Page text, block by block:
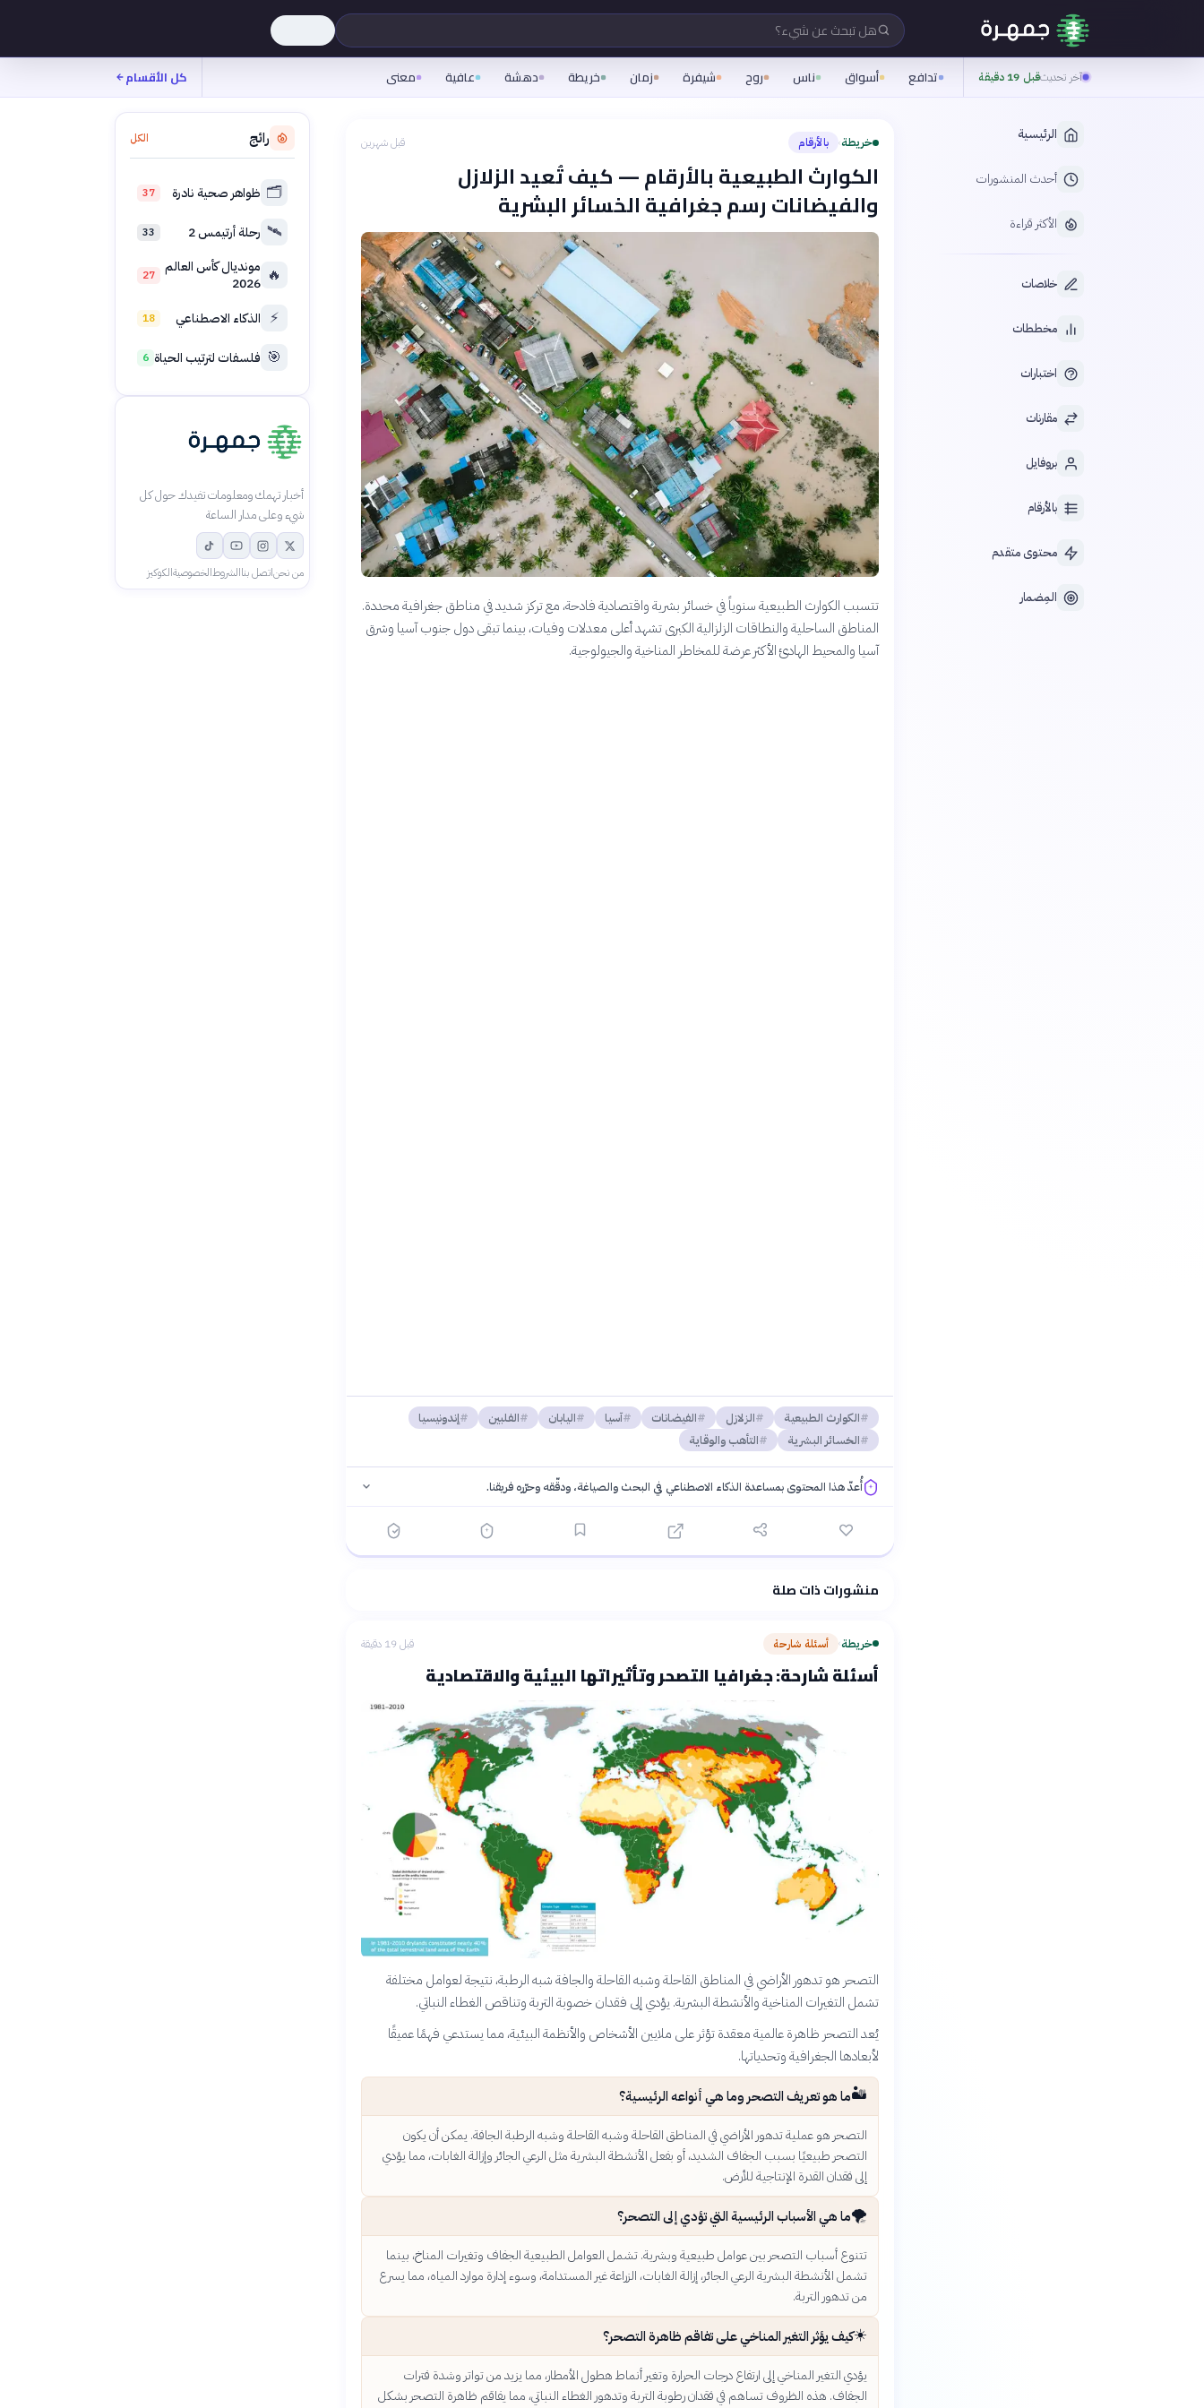
هل تبحث عن شيء؟
آخر تحديثقبل 19 دقيقة تدافع أسواق ناس روح شيفرة زمان خريطة دهشة عافية معنى كل الأقسام
الرئيسية
أحدث المنشورات
الأكثر قراءة
خلاصات
مخططات
اختبارات
مقارنات
بروفايل
بالأرقام
محتوى متقدم
المِضمار
خريطة› بالأرقام قبل شهرين
الكوارث الطبيعية بالأرقام — كيف تُعيد الزلازل
والفيضانات رسم جغرافية الخسائر البشرية
تتسبب الكوارث الطبيعية سنوياً في خسائر بشرية واقتصادية فادحة، مع تركز شديد في مناطق جغرافية محددة.
المناطق الساحلية والنطاقات الزلزالية الكبرى تشهد أعلى معدلات وفيات، بينما تبقى دول جنوب آسيا وشرق
آسيا والمحيط الهادئ الأكثر عرضة للمخاطر المناخية والجيولوجية.
الكوارث الطبيعية الزلازل الفيضانات آسيا اليابان الفلبين
إندونيسيا
الخسائر البشرية
التأهب والوقاية
أُعدّ هذا المحتوى بمساعدة الذكاء الاصطناعي في البحث والصياغة، ودقّقه وحرّره فريقنا.
منشورات ذات صلة
خريطة› أسئلة شارحة قبل 19 دقيقة
أسئلة شارحة: جغرافيا التصحر وتأثيراتها البيئية والاقتصادية
التصحر هو تدهور الأراضي في المناطق القاحلة وشبه القاحلة والجافة شبه الرطبة، نتيجة لعوامل مختلفة
تشمل التغيرات المناخية والأنشطة البشرية. يؤدي إلى فقدان خصوبة التربة وتناقص الغطاء النباتي.
يُعد التصحر ظاهرة عالمية معقدة تؤثر على ملايين الأشخاص والأنظمة البيئية، مما يستدعي فهمًا عميقًا
لأبعادها الجغرافية وتحدياتها.
🏜️ما هو تعريف التصحر وما هي أنواعه الرئيسية؟
التصحر هو عملية تدهور الأراضي في المناطق القاحلة وشبه القاحلة وشبه الرطبة الجافة. يمكن أن يكون
التصحر طبيعيًا بسبب الجفاف الشديد، أو بفعل الأنشطة البشرية مثل الرعي الجائر وإزالة الغابات، مما يؤدي
إلى فقدان القدرة الإنتاجية للأرض.
🌪️ما هي الأسباب الرئيسية التي تؤدي إلى التصحر؟
تتنوع أسباب التصحر بين عوامل طبيعية وبشرية. تشمل العوامل الطبيعية الجفاف وتغيرات المناخ، بينما
تشمل الأنشطة البشرية الرعي الجائر، إزالة الغابات، الزراعة غير المستدامة، وسوء إدارة موارد المياه، مما يسرع
من تدهور التربة.
☀️كيف يؤثر التغير المناخي على تفاقم ظاهرة التصحر؟
يؤدي التغير المناخي إلى ارتفاع درجات الحرارة وتغير أنماط هطول الأمطار، مما يزيد من تواتر وشدة فترات
الجفاف. هذه الظروف تساهم في فقدان رطوبة التربة وتدهور الغطاء النباتي، مما يفاقم ظاهرة التصحر بشكل
رائج الكل
🗂️ ظواهر صحية نادرة 37
🛰️ رحلة أرتيمس 2 33
🔥 مونديال كأس العالم
2026
27
⚡ الذكاء الاصطناعي 18
🎯 فلسفات لترتيب الحياة 6
أخبار تهمك ومعلومات تفيدك حول كل
شيء وعلى مدار الساعة
من نحناتصل بناالشروطالخصوصيةالكوكيز